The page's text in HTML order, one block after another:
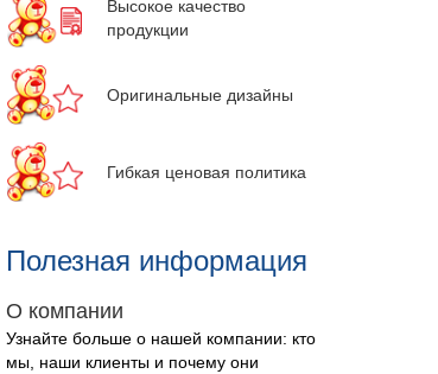
Высокое качество
продукции
Оригинальные дизайны
Гибкая ценовая политика
Полезная информация
О компании
Узнайте больше о нашей компании: кто
мы, наши клиенты и почему они